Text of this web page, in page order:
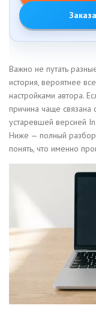
Важно не путать
история, вероятнее
настройками автора.
причина чаще
устаревшей версией
Ниже — полный разбор
понять, что именно